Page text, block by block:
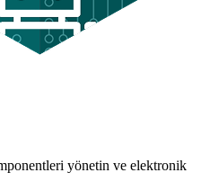
yönetin ve elektronik